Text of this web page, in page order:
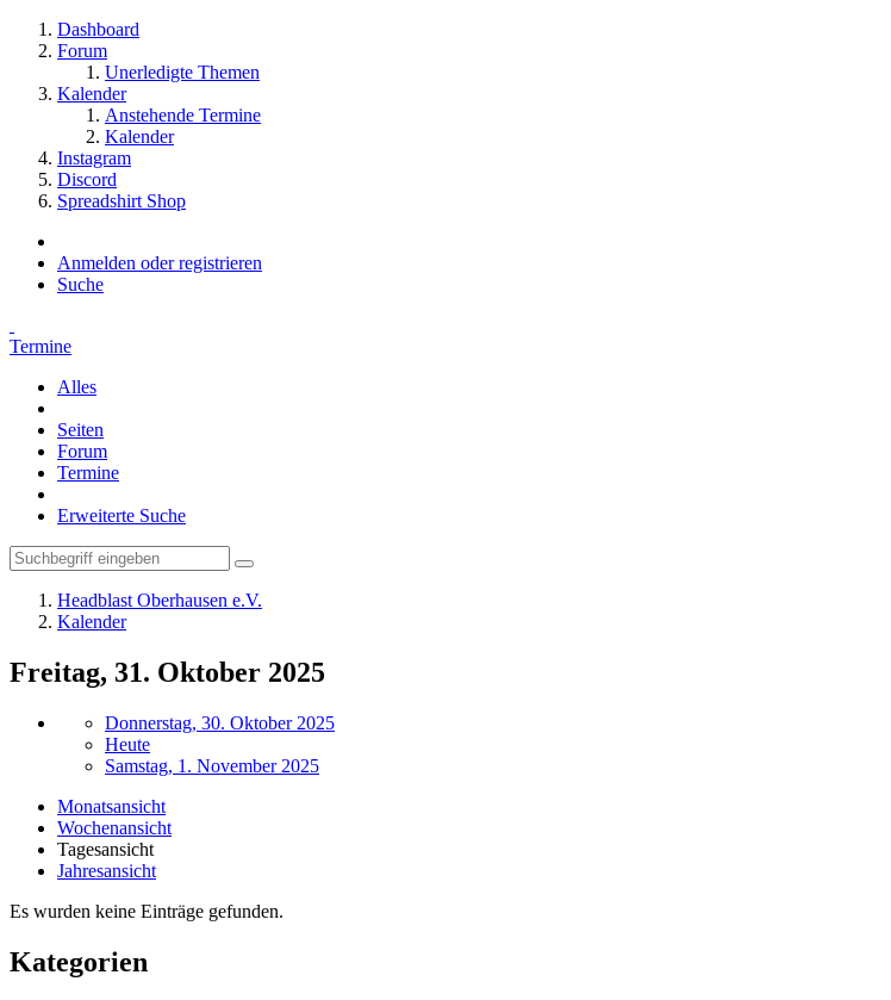
Dashboard
Forum
Unerledigte Themen
Kalender
Anstehende Termine
Kalender
Instagram
Discord
Spreadshirt Shop
Anmelden oder registrieren
Suche
Termine
Alles
Seiten
Forum
Termine
Erweiterte Suche
Headblast Oberhausen e.V.
Kalender
Freitag, 31. Oktober 2025
Donnerstag, 30. Oktober 2025
Heute
Samstag, 1. November 2025
Monatsansicht
Wochenansicht
Tagesansicht
Jahresansicht
Es wurden keine Einträge gefunden.
Kategorien